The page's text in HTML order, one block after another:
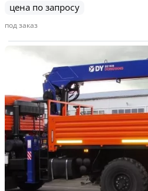
цена по запросу
под заказ